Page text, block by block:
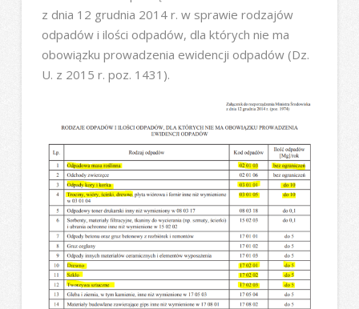
z dnia 12 grudnia 2014 r. w sprawie rodzajów
odpadów i ilości odpadów, dla których nie ma
obowiązku prowadzenia ewidencji odpadów (Dz.
U. z 2015 r. poz. 1431).